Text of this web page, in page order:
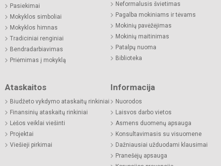
Pasiekimai
Mokyklos simboliai
Mokyklos himnas
Tradiciniai renginiai
Bendradarbiavimas
Priėmimas į mokyklą
Neformalusis švietimas
Pagalba mokiniams ir tėvams
Mokinių pavėžėjimas
Mokinių maitinimas
Patalpų nuoma
Biblioteka
Ataskaitos
Biudžeto vykdymo ataskaitų rinkiniai
Finansinių ataskaitų rinkiniai
Lėšos veiklai viešinti
Projektai
Viešieji pirkimai
Informacija
Nuorodos
Laisvos darbo vietos
Asmens duomenų apsauga
Konsultavimasis su visuomene
Dažniausiai užduodami klausimai
Pranešėjų apsauga